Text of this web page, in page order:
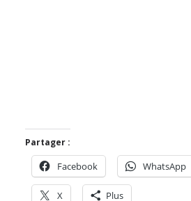
Partager :
Facebook WhatsApp
X Plus